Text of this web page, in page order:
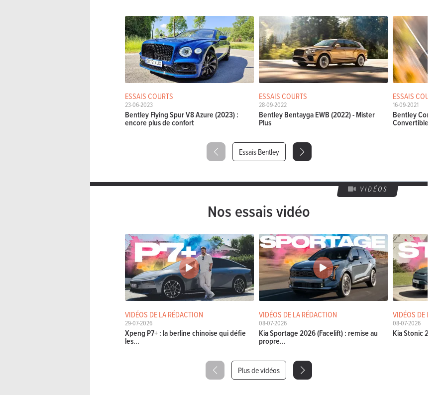
ESSAIS COURTS
23-06-2023
Bentley Flying Spur V8 Azure (2023) :
encore plus de confort
ESSAIS COURTS
28-09-2022
Bentley Bentayga EWB (2022) - Mister
Plus
ESSAIS COURTS
16-09-2021
Bentley
Convertible - un
Essais Bentley
VIDÉOS
Nos essais vidéo
VIDÉOS DE LA RÉDACTION
29-07-2026
Xpeng P7+ : la berline chinoise qui défie
les...
VIDÉOS DE LA RÉDACTION
08-07-2026
Kia Sportage 2026 (Facelift) : remise au
propre...
VIDÉOS DE LA
08-07-2026
Kia Stonic 2026
Plus de vidéos